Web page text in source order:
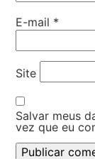
E-mail *
Site
Salvar meus
vez que eu